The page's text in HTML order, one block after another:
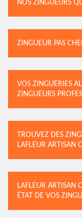
NOS ZINGUEURS
ZINGUEUR PAS
VOS ZINGUERIES
ZINGUEURS
TROUVEZ DES
LAFLEUR ARTISAN
LAFLEUR ARTISAN
ÉTAT DE VOS